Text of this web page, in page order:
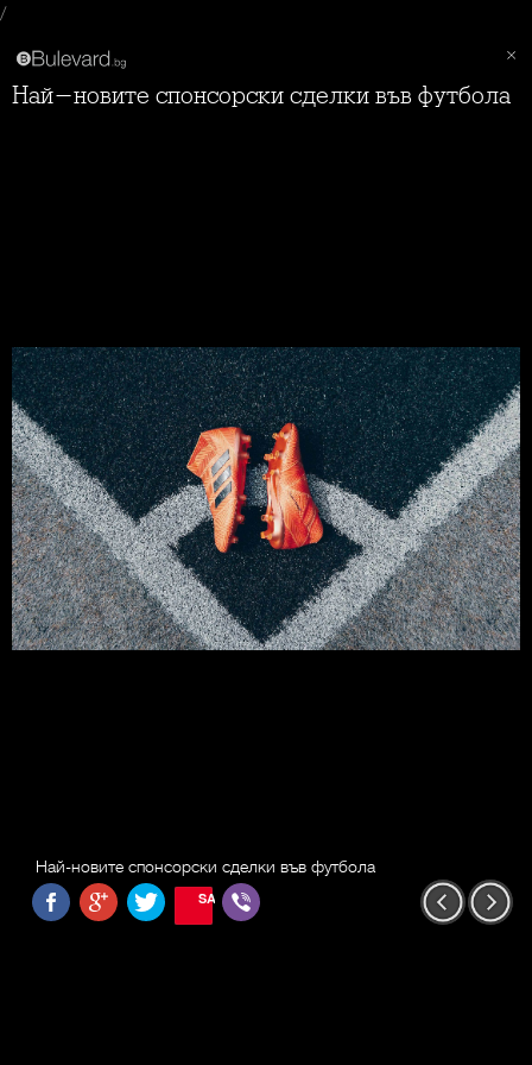
/
Най-новите спонсорски сделки във футбола
Най-новите спонсорски сделки във футбола
SAVE